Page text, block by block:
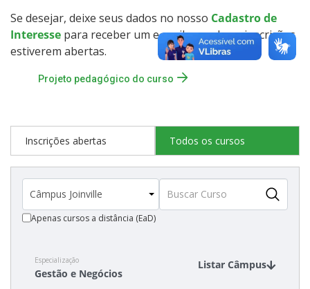
Calendário de inscrições
Processos Seletivos
Cotas
Orientações para Matrícula
Transferências e Retornos
Provas e Gabaritos
Se desejar, deixe seus dados no nosso Cadastro de
Interesse para receber um e-mail quando as inscrições
estiverem abertas.
Projeto pedagógico do curso
Inscrições abertas Todos os cursos
Apenas cursos a distância (EaD)
Especialização
Gestão e Negócios
Listar Câmpus